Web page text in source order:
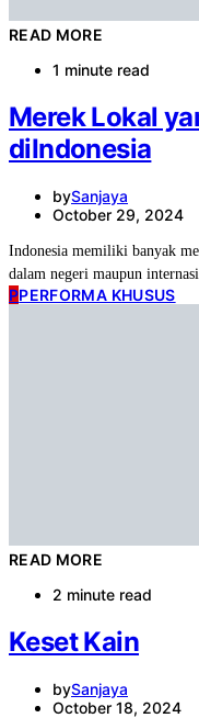
READ MORE
1 minute read
Merek Lokal
diIndonesia
bySanjaya
October 29, 2024
Indonesia memiliki banyak
dalam negeri maupun
PPERFORMA KHUSUS
READ MORE
2 minute read
Keset Kain
bySanjaya
October 18, 2024